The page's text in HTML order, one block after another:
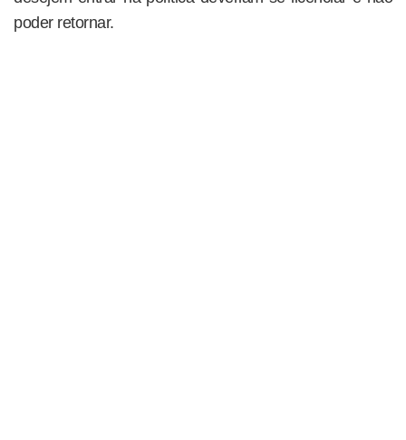
poder retornar.